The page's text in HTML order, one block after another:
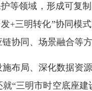
等领域，形成可复
+三明转化”协同模
协同、场景融合等
布局、深化数据资
“三明市时空底座建